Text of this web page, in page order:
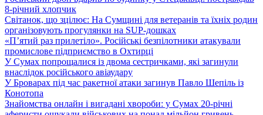
8-річний хлопчик
Світанок, що зцілює: На Сумщині для ветеранів та їхніх родин
організовують прогулянки на SUP-дошках
«П’ятий раз прилетіло». Російські безпілотники атакували
промислове підприємство в Охтирці
У Сумах попрощалися із двома сестричками, які загинули
внаслідок російського авіаудару
У Броварах під час ракетної атаки загинув Павло Шепіль із
Конотопа
Знайомства онлайн і вигадані хвороби: у Сумах 20-річні